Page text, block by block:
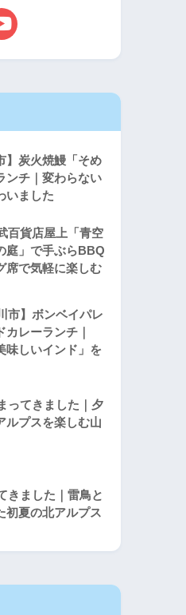
】炭火焼鰻「そめ
ンチ｜変わらない
いました
百貨店屋上「青空
庭」で手ぶらBBQ
席で気軽に楽しむ
市】ボンベイパレ
レーランチ｜
味しいインド」を
ってきました｜夕
ルプスを楽しむ山
きました｜雷鳥と
初夏の北アルプス